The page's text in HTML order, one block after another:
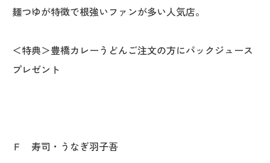
麺つゆが特徴で根強いファンが多い人気店。
＜特典＞豊橋カレーうどんご注文の方にパックジュース
プレゼント
Ｆ 寿司・うなぎ羽子吾